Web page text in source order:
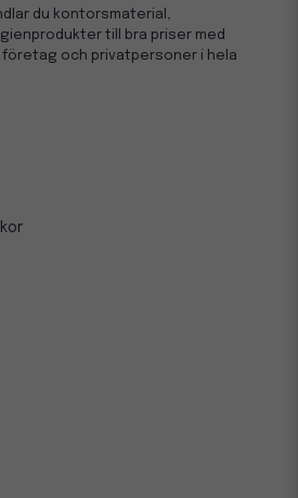
du kontorsmaterial,
till bra priser med
och privatpersoner i hela